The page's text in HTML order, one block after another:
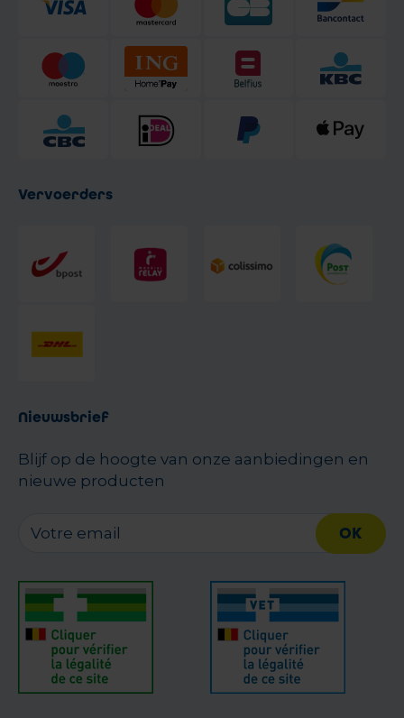
Vervoerders
Nieuwsbrief
Blijf op de hoogte van onze aanbiedingen en
nieuwe producten
OK